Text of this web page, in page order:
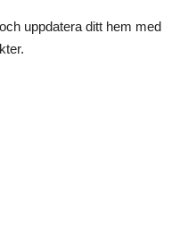
och uppdatera ditt hem med